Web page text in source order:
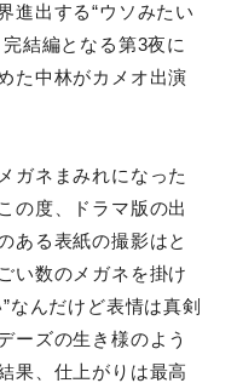
進出する“ウソみたい
結編となる第3夜に
た中林がカメオ出演
ガネまみれになった
の度、ドラマ版の出
ある表紙の撮影はと
い数のメガネを掛け
なんだけど表情は真剣
ーズの生き様のよう
果、仕上がりは最高